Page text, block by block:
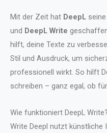
Mit der Zeit hat DeepL
und DeepL Write
hilft, deine Texte zu
Stil und Ausdruck, um
professionell wirkt. So hilft
schreiben – ganz egal, ob
Wie funktioniert DeepL Write?
Write Deepl nutzt künstliche